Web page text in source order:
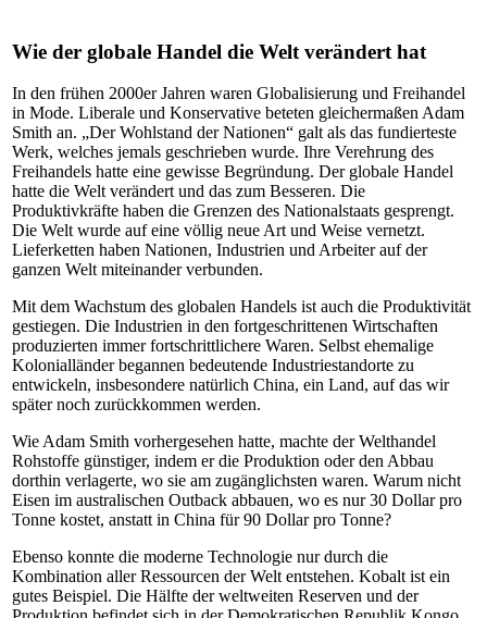
Wie der globale Handel die Welt verändert hat
In den frühen 2000er Jahren waren Globalisierung und Freihandel
in Mode. Liberale und Konservative beteten gleichermaßen Adam
Smith an. „Der Wohlstand der Nationen“ galt als das fundierteste
Werk, welches jemals geschrieben wurde. Ihre Verehrung des
Freihandels hatte eine gewisse Begründung. Der globale Handel
hatte die Welt verändert und das zum Besseren. Die
Produktivkräfte haben die Grenzen des Nationalstaats gesprengt.
Die Welt wurde auf eine völlig neue Art und Weise vernetzt.
Lieferketten haben Nationen, Industrien und Arbeiter auf der
ganzen Welt miteinander verbunden.
Mit dem Wachstum des globalen Handels ist auch die Produktivität
gestiegen. Die Industrien in den fortgeschrittenen Wirtschaften
produzierten immer fortschrittlichere Waren. Selbst ehemalige
Kolonialländer begannen bedeutende Industriestandorte zu
entwickeln, insbesondere natürlich China, ein Land, auf das wir
später noch zurückkommen werden.
Wie Adam Smith vorhergesehen hatte, machte der Welthandel
Rohstoffe günstiger, indem er die Produktion oder den Abbau
dorthin verlagerte, wo sie am zugänglichsten waren. Warum nicht
Eisen im australischen Outback abbauen, wo es nur 30 Dollar pro
Tonne kostet, anstatt in China für 90 Dollar pro Tonne?
Ebenso konnte die moderne Technologie nur durch die
Kombination aller Ressourcen der Welt entstehen. Kobalt ist ein
gutes Beispiel. Die Hälfte der weltweiten Reserven und der